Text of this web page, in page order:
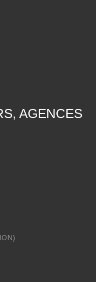
AGENCES